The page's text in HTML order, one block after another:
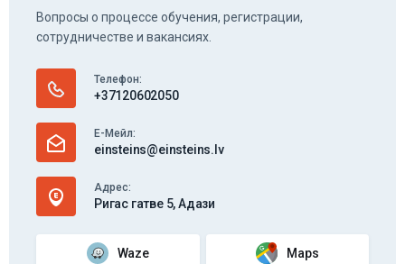
Вопросы о процессе обучения, регистрации,
сотрудничестве и вакансиях.
Телефон:
+37120602050
Е-Mейл:
einsteins@einsteins.lv
Aдрес:
Ригас гатве 5, Адази
Waze Maps